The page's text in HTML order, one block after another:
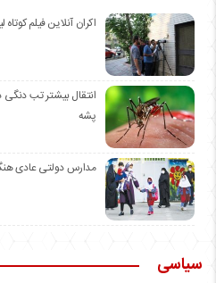
اکران آنلاین فیلم کوتاه
انتقال بیشتر تب دنگی
پشه
مدارس دولتی عادی
سیاسی